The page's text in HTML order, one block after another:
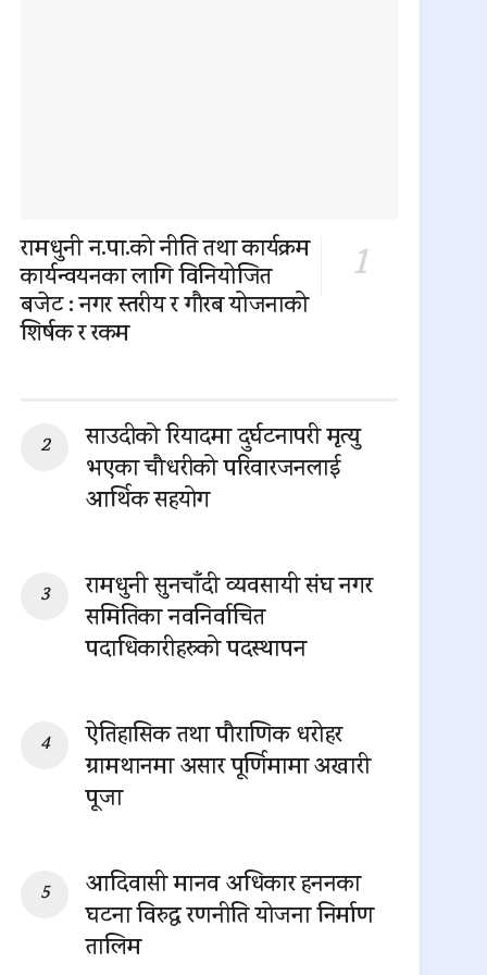
रामधुनी न.पा.को नीति तथा कार्यक्रम
कार्यन्वयनका लागि विनियोजित
बजेट : नगर स्तरीय र गौरब योजनाको
शिर्षक र रकम
साउदीको रियादमा दुर्घटनापरी मृत्यु
भएका चौधरीको परिवारजनलाई
आर्थिक सहयोग
रामधुनी सुनचाँदी व्यवसायी संघ नगर
समितिका नवनिर्वाचित
पदाधिकारीहरुको पदस्थापन
ऐतिहासिक तथा पौराणिक धरोहर
ग्रामथानमा असार पूर्णिमामा अखारी
पूजा
आदिवासी मानव अधिकार हननका
घटना विरुद्ध रणनीति योजना निर्माण
तालिम